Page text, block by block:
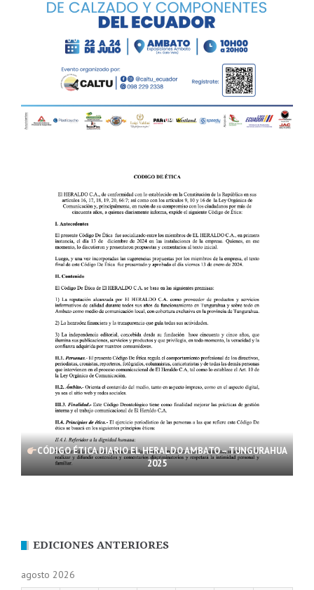
CÓDIGO ÉTICA DIARIO EL HERALDO AMBATO – TUNGURAHUA
2025
EDICIONES ANTERIORES
agosto 2026